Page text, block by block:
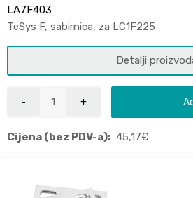
LA7F403
TeSys F, sabirnica, za LC1F225
Detalji
Cijena (bez PDV-a): 45,17€